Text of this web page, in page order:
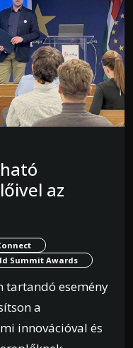
az
Summit Awards
tartandó esemény
a
innovációval és